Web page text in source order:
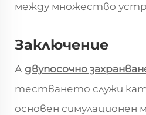
между множество
Заключение
А двупосочно
тестването служи
основен симулационен